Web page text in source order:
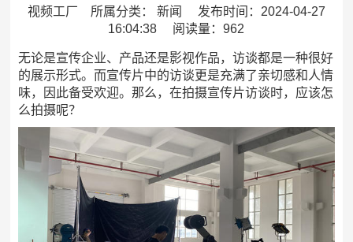
视频工厂 所属分类： 新闻 发布时间：2024-04-27
16:04:38 阅读量：962
无论是宣传企业、产品还是影视作品，访谈都是一种很好
的展示形式。而宣传片中的访谈更是充满了亲切感和人情
味，因此备受欢迎。那么，在拍摄宣传片访谈时，应该怎
么拍摄呢？